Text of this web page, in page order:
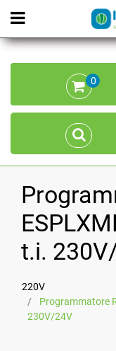
Open menu
0
t.i.
220V
Programmatore
230V/24V